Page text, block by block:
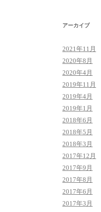
アーカイブ
2021年11月
2020年8月
2020年4月
2019年11月
2019年4月
2019年1月
2018年6月
2018年5月
2018年3月
2017年12月
2017年9月
2017年8月
2017年6月
2017年3月